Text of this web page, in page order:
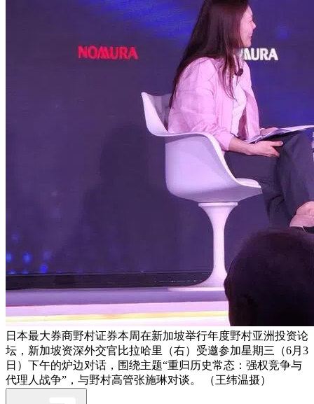
日本最大券商野村证券本周在新加坡举行年度野村亚洲投资论
坛，新加坡资深外交官比拉哈里（右）受邀参加星期三（6月3
日）下午的炉边对话，围绕主题“重归历史常态：强权竞争与
代理人战争”，与野村高管张施琳对谈。 （王纬温摄）